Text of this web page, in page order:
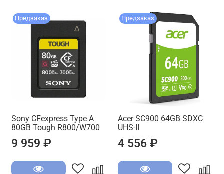
Предзаказ
Sony CFexpress Type A
80GB Tough R800/W700
9 959 ₽
Предзаказ
Acer SC900 64GB SDXC
UHS-II
4 556 ₽